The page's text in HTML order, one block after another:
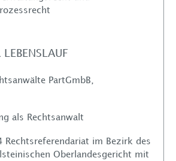
LEBENSLAUF
PartGmbB,
als Rechtsanwalt
Rechtsreferendariat im Bezirk des
Oberlandesgericht mit